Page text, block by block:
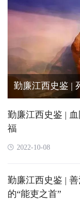
勤廉江西史鉴 |
年
勤廉江西史鉴 |
福
2022-10-08
勤廉江西史鉴 |
的“能吏之首”